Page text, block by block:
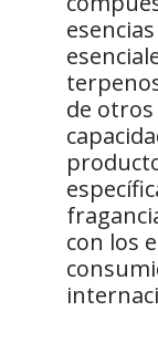
de
con los